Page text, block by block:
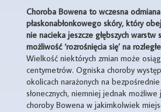
Choroba Bowena to wczesna
płaskonabłonkowego skóry, który
nie nacieka jeszcze głębszych warstw
możliwość ‘rozrośnięcia się’ na
Wielkość niektórych zmian może
centymetrów. Ogniska choroby
okolicach narażonych na
słonecznych, niemniej jednak
choroby Bowena w jakimkolwiek